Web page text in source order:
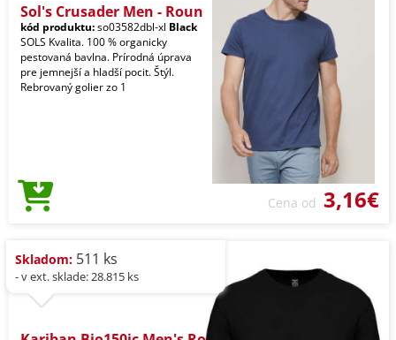
Sol's Crusader Men - Roun
kód produktu:so03582dbl-xl Black
SOLS Kvalita. 100 % organicky
pestovaná bavlna. Prírodná úprava
pre jemnejší a hladší pocit. Štýl.
Rebrovaný golier zo 1
Cena od 3,16€
Skladom: 511 ks
- v ext. sklade: 28.815 ks